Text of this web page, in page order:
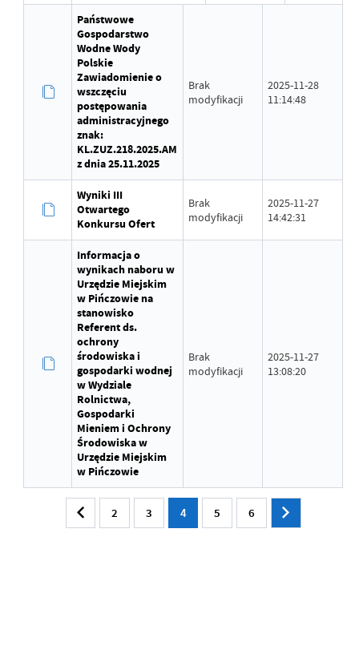
Państwowe
Gospodarstwo
Wodne Wody
Polskie
Zawiadomienie o
wszczęciu
postępowania
administracyjnego
znak:
KL.ZUZ.218.2025.AM
z dnia 25.11.2025
Brak
modyfikacji
2025-11-28
11:14:48
Wyniki III
Otwartego
Konkursu Ofert
Brak
modyfikacji
2025-11-27
14:42:31
Informacja o
wynikach naboru w
Urzędzie Miejskim
w Pińczowie na
stanowisko
Referent ds.
ochrony
środowiska i
gospodarki wodnej
w Wydziale
Rolnictwa,
Gospodarki
Mieniem i Ochrony
Środowiska w
Urzędzie Miejskim
w Pińczowie
Brak
modyfikacji
2025-11-27
13:08:20
2 3 4 5 6